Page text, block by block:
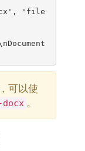
'file
可以使
。